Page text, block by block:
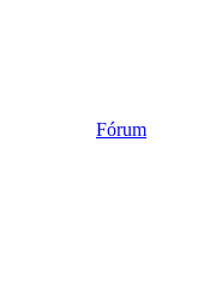
Fórum